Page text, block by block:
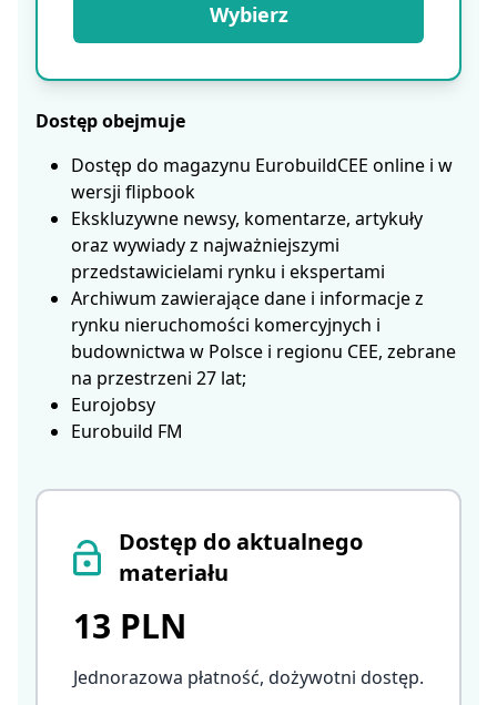
Dostęp do aktualnego
materiału
13 PLN
Jednorazowa płatność, dożywotni dostęp.
Wybierz
Dostęp obejmuje
Dostęp do magazynu EurobuildCEE online i w
wersji flipbook
Ekskluzywne newsy, komentarze, artykuły
oraz wywiady z najważniejszymi
przedstawicielami rynku i ekspertami
Archiwum zawierające dane i informacje z
rynku nieruchomości komercyjnych i
budownictwa w Polsce i regionu CEE, zebrane
na przestrzeni 27 lat;
Eurojobsy
Eurobuild FM